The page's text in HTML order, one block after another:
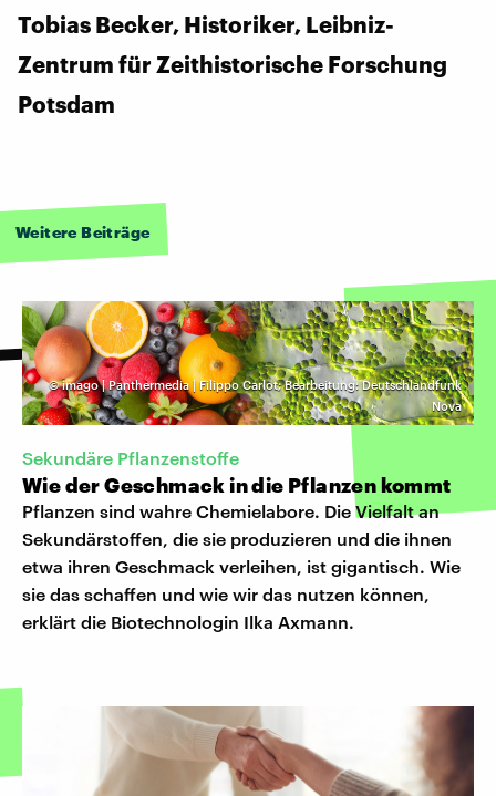
Tobias Becker, Historiker, Leibniz-
Zentrum für Zeithistorische Forschung
Potsdam
Weitere Beiträge
©imago | Panthermedia | Filippo Carlot; Bearbeitung: Deutschlandfunk
Nova
Sekundäre Pflanzenstoffe
Wie der Geschmack in die Pflanzen kommt
Pflanzen sind wahre Chemielabore. Die Vielfalt an
Sekundärstoffen, die sie produzieren und die ihnen
etwa ihren Geschmack verleihen, ist gigantisch. Wie
sie das schaffen und wie wir das nutzen können,
erklärt die Biotechnologin Ilka Axmann.